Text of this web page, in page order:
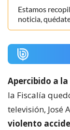
Estamos
noticia,
Apercibido a
la Fiscalía
televisión, José
violento